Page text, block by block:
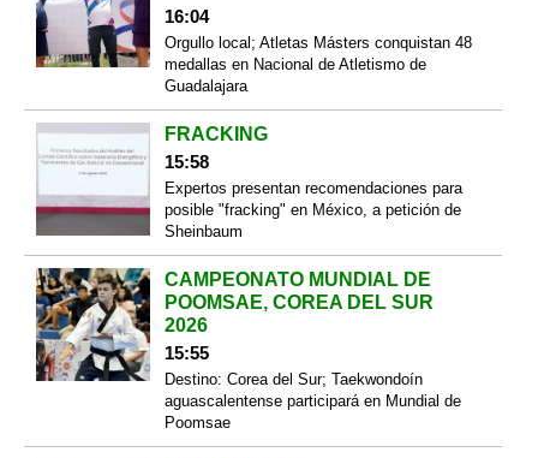
16:04
Orgullo local; Atletas Másters conquistan 48
medallas en Nacional de Atletismo de
Guadalajara
FRACKING
15:58
Expertos presentan recomendaciones para
posible "fracking" en México, a petición de
Sheinbaum
CAMPEONATO MUNDIAL DE
POOMSAE, COREA DEL SUR
2026
15:55
Destino: Corea del Sur; Taekwondoín
aguascalentense participará en Mundial de
Poomsae